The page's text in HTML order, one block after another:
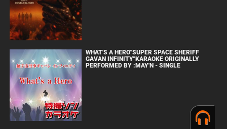
WHAT'S A HERO"SUPER SPACE SHERIFF
GAVAN INFINITY"KARAOKE ORIGINALLY
PERFORMED BY :MAY'N - SINGLE